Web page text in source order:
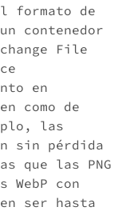
formato de
contenedor
File
en
como de
las
sin pérdida
que las PNG
con
ser hasta